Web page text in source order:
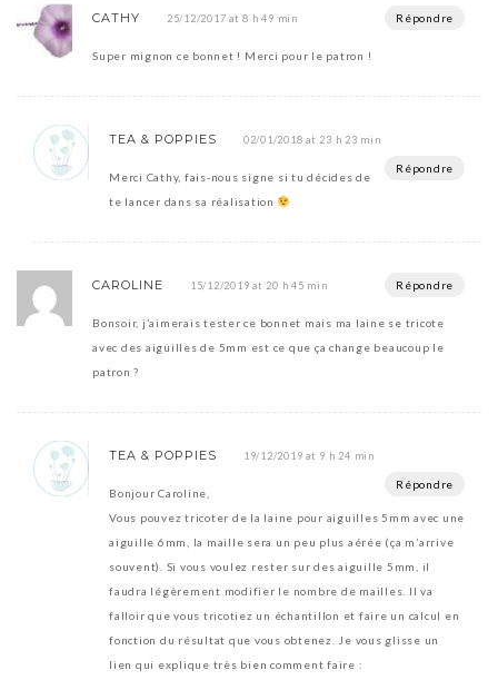
CATHY 25/12/2017 at 8 h 49 min Répondre
Super mignon ce bonnet ! Merci pour le patron !
TEA & POPPIES 02/01/2018 at 23 h 23 min
Répondre
Merci Cathy, fais-nous signe si tu décides de
te lancer dans sa réalisation
CAROLINE 15/12/2019 at 20 h 45 min Répondre
Bonsoir, j’aimerais tester ce bonnet mais ma laine se tricote
avec des aiguilles de 5mm est ce que ça change beaucoup le
patron ?
TEA & POPPIES 19/12/2019 at 9 h 24 min
Répondre
Bonjour Caroline,
Vous pouvez tricoter de la laine pour aiguilles 5mm avec une
aiguille 6mm, la maille sera un peu plus aérée (ça m’arrive
souvent). Si vous voulez rester sur des aiguille 5mm, il
faudra légèrement modifier le nombre de mailles. Il va
falloir que vous tricotiez un échantillon et faire un calcul en
fonction du résultat que vous obtenez. Je vous glisse un
lien qui explique très bien comment faire :